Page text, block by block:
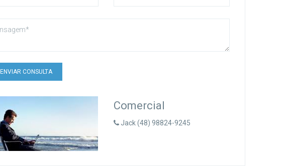
ENVIAR CONSULTA
Comercial
Jack (48) 98824-9245